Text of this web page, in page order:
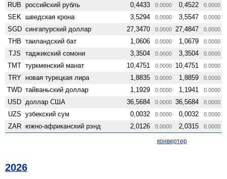
RUB российский рубль 0,4433 0.0000 0,4522 0.0000
SEK шведская крона 3,5294 0.0000 3,5547 0.0000
SGD сингапурский доллар 27,3470 0.0000 27,4847 0.0000
THB таиландский бат 1,0606 0.0000 1,0679 0.0000
TJS таджикский сомони 3,3504 0.0000 3,3504 0.0000
TMT туркменский манат 10,4751 0.0000 10,4751 0.0000
TRY новая турецкая лира 1,8835 0.0000 1,8859 0.0000
TWD тайваньский доллар 1,1929 0.0000 1,1941 0.0000
USD доллар США 36,5684 0.0000 36,5684 0.0000
UZS узбекский сум 0,0032 0.0000 0,0032 0.0000
ZAR южно-африканский рэнд 2,0126 0.0000 2,0315 0.0000
конвертер
2026